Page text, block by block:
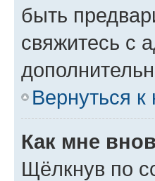
быть
свяжитесь с
Вернуться к
Как мне
Щёлкнув по